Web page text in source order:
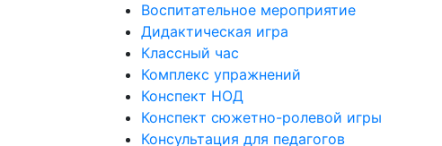
Воспитательное мероприятие
Дидактическая игра
Классный час
Комплекс упражнений
Конспект НОД
Конспект сюжетно-ролевой игры
Консультация для педагогов